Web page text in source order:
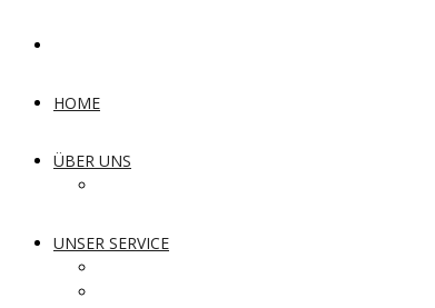
HOME
ÜBER UNS
UNSER SERVICE